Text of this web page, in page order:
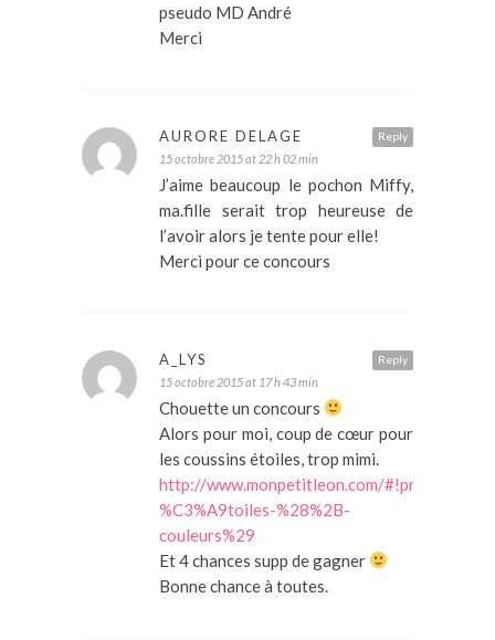
pseudo MD André
Merci
Reply
AURORE DELAGE
15 octobre 2015 at 22 h 02 min
J’aime beaucoup le pochon Miffy,
ma.fille serait trop heureuse de
l’avoir alors je tente pour elle!
Merci pour ce concours
Reply
A_LYS
15 octobre 2015 at 17 h 43 min
Chouette un concours
Alors pour moi, coup de cœur pour
les coussins étoiles, trop mimi.
http://www.monpetitleon.com/#!product/
%C3%A9toiles-%28%2B-
couleurs%29
Et 4 chances supp de gagner
Bonne chance à toutes.